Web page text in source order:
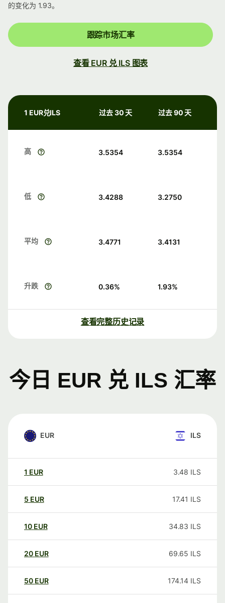
的变化为 1.93。
跟踪市场汇率
查看 EUR 兑 ILS 图表
1 EUR兑ILS 过去 30 天 过去 90 天
高 3.5354 3.5354
低 3.4288 3.2750
平均 3.4771 3.4131
升跌 0.36% 1.93%
查看完整历史记录
今日 EUR 兑 ILS 汇率
EUR ILS
1 EUR 3.48 ILS
5 EUR 17.41 ILS
10 EUR 34.83 ILS
20 EUR 69.65 ILS
50 EUR 174.14 ILS